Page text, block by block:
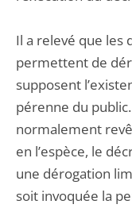
Il a relevé que les
permettent de
supposent
pérenne du
normalement
en l’espèce, le
une dérogation
soit invoquée la